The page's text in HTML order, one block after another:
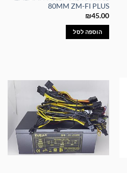
80MM ZM-FI PLUS
₪45.00
הוספה לסל